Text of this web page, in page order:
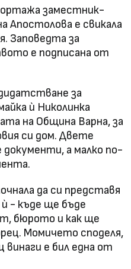
заместник-
Апостолова е свикала
Заповедта за
е подписана от
за
ѝ Николинка
на Община Варна, за
си дом. Двете
а малко по-
да си представя
- къде ще бъде
бюрото и как ще
Момичето споделя,
винаги е бил една от